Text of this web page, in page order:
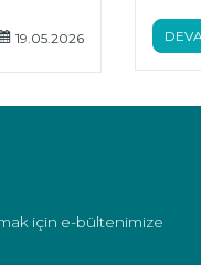
19.05.2026
Yaz
enerji
büyük
için e-bültenimize